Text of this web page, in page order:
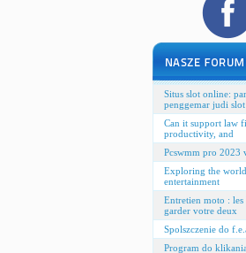
Situs slot online:
penggemar judi slot
Can it support law
productivity, and
Pcswmm pro 2023
Exploring the
entertainment
Entretien moto :
garder votre deux
Spolszczenie do
Program do klikania